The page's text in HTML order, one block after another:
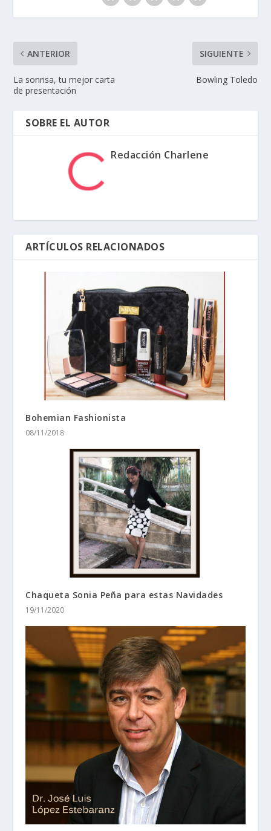
ANTERIOR
La sonrisa, tu mejor carta
de presentación
SIGUIENTE
Bowling Toledo
SOBRE EL AUTOR
Redacción Charlene
ARTÍCULOS RELACIONADOS
Bohemian Fashionista
08/11/2018
Chaqueta Sonia Peña para estas Navidades
19/11/2020